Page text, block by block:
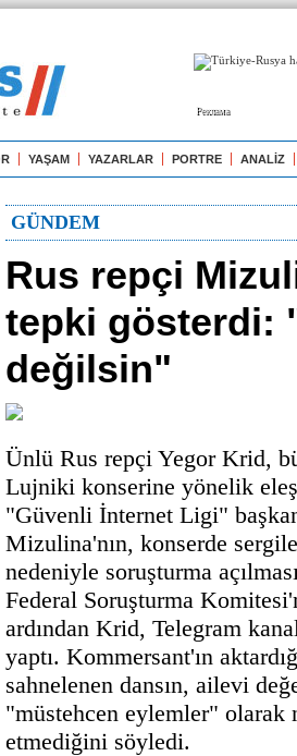
Реклама
YAŞAM YAZARLAR PORTRE ANALİZ
GÜNDEM
Rus repçi
tepki gösterdi:
değilsin"
Ünlü Rus repçi Yegor Krid,
Lujniki konserine yönelik
"Güvenli İnternet Ligi"
Mizulina'nın, konserde
nedeniyle soruşturma
Federal Soruşturma
ardından Krid, Telegram
yaptı. Kommersant'ın
sahnelenen dansın, ailevi
"müstehcen eylemler"
etmediğini söyledi.